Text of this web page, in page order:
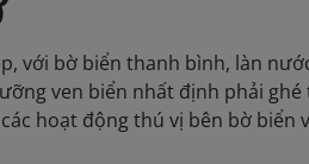
với bờ biển thanh bình, làn
ven biển nhất định phải
hoạt động thú vị bên bờ biển